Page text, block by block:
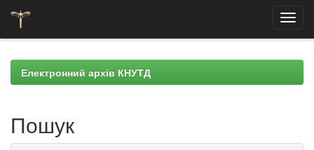
navigationЕлектронний архів КНУТД
Пошук